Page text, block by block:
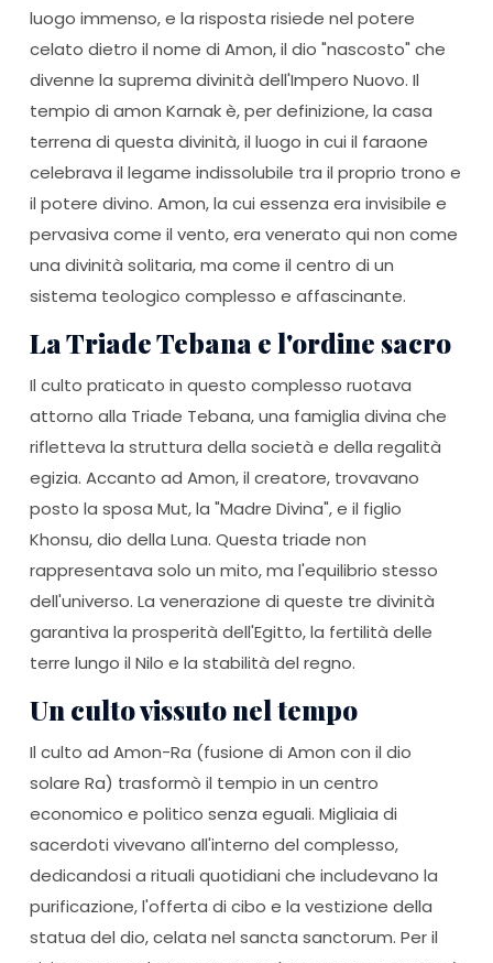
luogo immenso, e la risposta risiede nel potere
celato dietro il nome di Amon, il dio "nascosto" che
divenne la suprema divinità dell'Impero Nuovo. Il
tempio di amon Karnak è, per definizione, la casa
terrena di questa divinità, il luogo in cui il faraone
celebrava il legame indissolubile tra il proprio trono e
il potere divino. Amon, la cui essenza era invisibile e
pervasiva come il vento, era venerato qui non come
una divinità solitaria, ma come il centro di un
sistema teologico complesso e affascinante.
La Triade Tebana e l'ordine sacro
Il culto praticato in questo complesso ruotava
attorno alla Triade Tebana, una famiglia divina che
rifletteva la struttura della società e della regalità
egizia. Accanto ad Amon, il creatore, trovavano
posto la sposa Mut, la "Madre Divina", e il figlio
Khonsu, dio della Luna. Questa triade non
rappresentava solo un mito, ma l'equilibrio stesso
dell'universo. La venerazione di queste tre divinità
garantiva la prosperità dell'Egitto, la fertilità delle
terre lungo il Nilo e la stabilità del regno.
Un culto vissuto nel tempo
Il culto ad Amon-Ra (fusione di Amon con il dio
solare Ra) trasformò il tempio in un centro
economico e politico senza eguali. Migliaia di
sacerdoti vivevano all'interno del complesso,
dedicandosi a rituali quotidiani che includevano la
purificazione, l'offerta di cibo e la vestizione della
statua del dio, celata nel sancta sanctorum. Per il